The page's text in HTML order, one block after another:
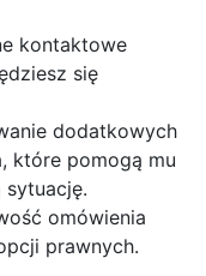
kontaktowe
się
dodatkowych
które pomogą mu
sytuację.
omówienia
prawnych.